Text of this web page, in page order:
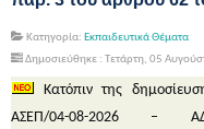
Κατηγορία: Εκπαιδευτικά Θέματα
Δημοσιεύθηκε : Τετάρτη, 05
Κατόπιν της
ΑΣΕΠ/04-08-2026 –